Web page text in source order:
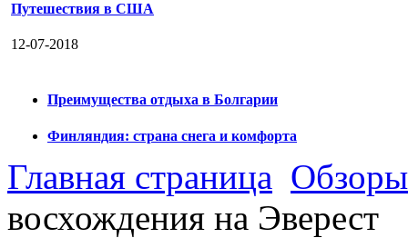
Путешествия в США
12-07-2018
Преимущества отдыха в Болгарии
Финляндия: страна снега и комфорта
Главная страница Обзоры
восхождения на Эверест